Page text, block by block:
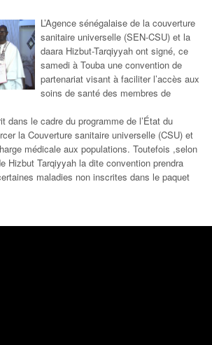
L’Agence sénégalaise de la couverture
sanitaire universelle (SEN-CSU) et la
daara Hizbut-Tarqiyyah ont signé, ce
samedi à Touba une convention de
partenariat visant à faciliter l’accès aux
soins de santé des membres de
dans le cadre du programme de l’État du
la Couverture sanitaire universelle (CSU) et
médicale aux populations. Toutefois ,selon
Hizbut Tarqiyyah la dite convention prendra
maladies non inscrites dans le paquet